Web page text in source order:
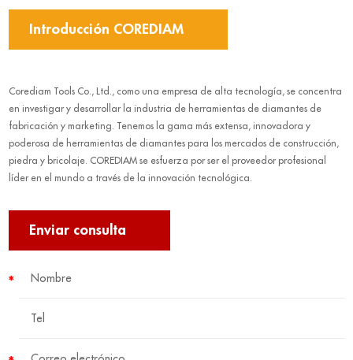
Introducción COREDIAM
Corediam Tools Co., Ltd., como una empresa de alta tecnología, se concentra
en investigar y desarrollar la industria de herramientas de diamantes de
fabricación y marketing. Tenemos la gama más extensa, innovadora y
poderosa de herramientas de diamantes para los mercados de construcción,
piedra y bricolaje. COREDIAM se esfuerza por ser el proveedor profesional
líder en el mundo a través de la innovación tecnológica.
Enviar consulta